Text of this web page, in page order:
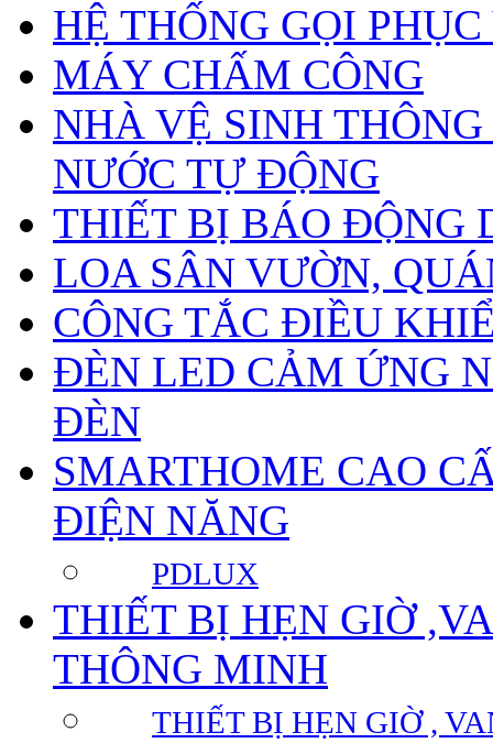
HỆ THỐNG GỌI
MÁY CHẤM CÔNG
NHÀ VỆ SINH
NƯỚC TỰ ĐỘNG
THIẾT BỊ BÁO ĐỘNG
LOA SÂN VƯỜN,
CÔNG TẮC ĐIỀU
ĐÈN LED CẢM ỨNG
ĐÈN
SMARTHOME CAO
ĐIỆN NĂNG
PDLUX
THIẾT BỊ HẸN GIỜ
THÔNG MINH
THIẾT BỊ HẸN GIỜ ,